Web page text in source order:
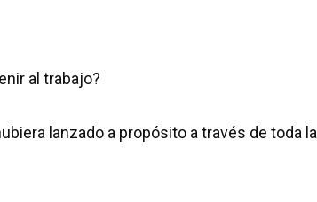
al trabajo?
lanzado a propósito a través de toda la